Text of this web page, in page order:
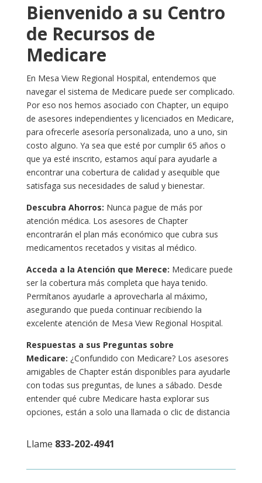
Bienvenido a su Centro
de Recursos de
Medicare
En Mesa View Regional Hospital, entendemos que
navegar el sistema de Medicare puede ser complicado.
Por eso nos hemos asociado con Chapter, un equipo
de asesores independientes y licenciados en Medicare,
para ofrecerle asesoría personalizada, uno a uno, sin
costo alguno. Ya sea que esté por cumplir 65 años o
que ya esté inscrito, estamos aquí para ayudarle a
encontrar una cobertura de calidad y asequible que
satisfaga sus necesidades de salud y bienestar.
Descubra Ahorros: Nunca pague de más por
atención médica. Los asesores de Chapter
encontrarán el plan más económico que cubra sus
medicamentos recetados y visitas al médico.
Acceda a la Atención que Merece: Medicare puede
ser la cobertura más completa que haya tenido.
Permítanos ayudarle a aprovecharla al máximo,
asegurando que pueda continuar recibiendo la
excelente atención de Mesa View Regional Hospital.
Respuestas a sus Preguntas sobre
Medicare: ¿Confundido con Medicare? Los asesores
amigables de Chapter están disponibles para ayudarle
con todas sus preguntas, de lunes a sábado. Desde
entender qué cubre Medicare hasta explorar sus
opciones, están a solo una llamada o clic de distancia
Llame 833-202-4941